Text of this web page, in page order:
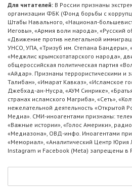
Для читателей: В России признаны
организации ФБК (Фонд борьбы с
Штабы Навального, «Национал-
Иеговы», «Армия воли народа», «Русский
«Движение против нелегальной
УНСО, УПА, «Тризуб им. Степана Бандеры»,
«Меджлис крымскотатарского народа»,
общероссийская политическая партия
«Айдар». Признаны террористическими
Талибан», «Имарат Кавказ», «Исламское
Джебхад-ан-Нусра, «АУМ Синрике»,
странах исламского Магриба», «Сеть»,
нежелательной деятельность «Открытой
Медиа». СМИ-иноагентами признаны:
«Важные истории», «Голос Америки»,
«Медиазона», ОВД-инфо. Иноагентами
«Мемориал», «Аналитический Центр Юрия
Instagram и Facebook (Metа) запрещены в